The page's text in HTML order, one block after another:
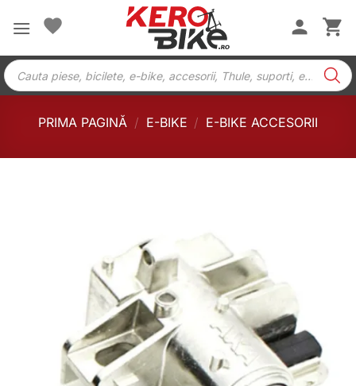
Products
search
PRIMA PAGINĂ / E-BIKE / E-BIKE ACCESORII